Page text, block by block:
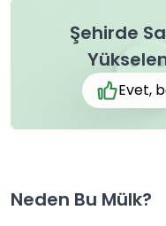
Şehirde
Evet,
Neden Bu Mülk?